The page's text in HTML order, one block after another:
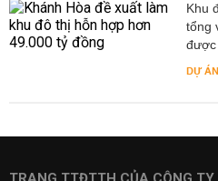
Khu
tổng
được
DỰ ÁN